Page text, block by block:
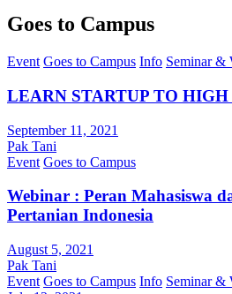
Goes to Campus
Event Goes to Campus Info Seminar &
LEARN STARTUP TO HIGH
September 11, 2021
Pak Tani
Event Goes to Campus
Webinar : Peran Mahasiswa
Pertanian Indonesia
August 5, 2021
Pak Tani
Event Goes to Campus Info Seminar &